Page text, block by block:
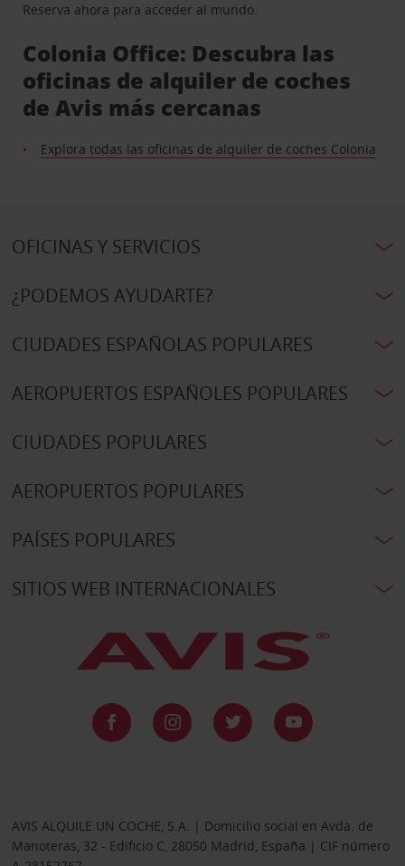
Reserva ahora para acceder al mundo.
Colonia Office: Descubra las
oficinas de alquiler de coches
de Avis más cercanas
Explora todas las oficinas de alquiler de coches Colonia
OFICINAS Y SERVICIOS
¿PODEMOS AYUDARTE?
CIUDADES ESPAÑOLAS POPULARES
AEROPUERTOS ESPAÑOLES POPULARES
CIUDADES POPULARES
AEROPUERTOS POPULARES
PAÍSES POPULARES
SITIOS WEB INTERNACIONALES
AVIS ALQUILE UN COCHE, S.A. | Domicilio social en Avda. de
Manoteras, 32 - Edificio C, 28050 Madrid, España | CIF número